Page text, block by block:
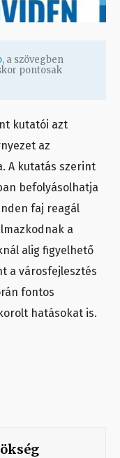
, a szövegben
pontosak
kutatói azt
az
A kutatás szerint
befolyásolhatja
faj reagál
a
alig figyelhető
a városfejlesztés
fontos
hatásokat is.